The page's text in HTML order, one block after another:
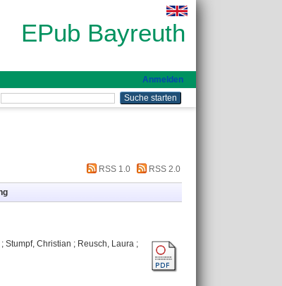
EPub Bayreuth
Anmelden
RSS 1.0 RSS 2.0
; Stumpf, Christian ; Reusch, Laura ;